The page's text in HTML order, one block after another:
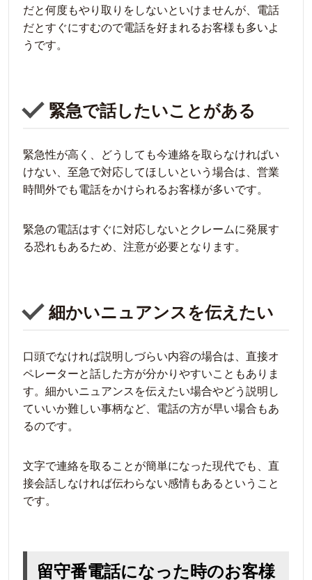
だと何度もやり取りをしないといけませんが、電話
だとすぐにすむので電話を好まれるお客様も多いよ
うです。
緊急で話したいことがある
緊急性が高く、どうしても今連絡を取らなければい
けない、至急で対応してほしいという場合は、営業
時間外でも電話をかけられるお客様が多いです。
緊急の電話はすぐに対応しないとクレームに発展す
る恐れもあるため、注意が必要となります。
細かいニュアンスを伝えたい
口頭でなければ説明しづらい内容の場合は、直接オ
ペレーターと話した方が分かりやすいこともありま
す。細かいニュアンスを伝えたい場合やどう説明し
ていいか難しい事柄など、電話の方が早い場合もあ
るのです。
文字で連絡を取ることが簡単になった現代でも、直
接会話しなければ伝わらない感情もあるということ
です。
留守番電話になった時のお客様